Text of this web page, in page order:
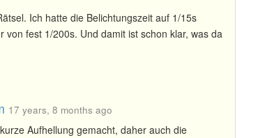
Ich hatte die Belichtungszeit auf 1/15s
von fest 1/200s. Und damit ist schon klar, was da
17 years, 8 months ago
Aufhellung gemacht, daher auch die